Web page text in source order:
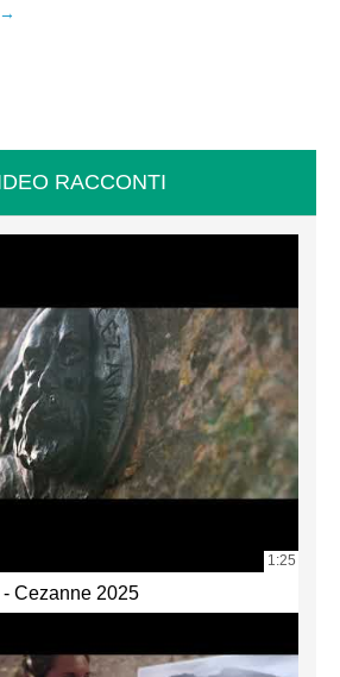
→
RACCONTI
1:25
Cezanne 2025